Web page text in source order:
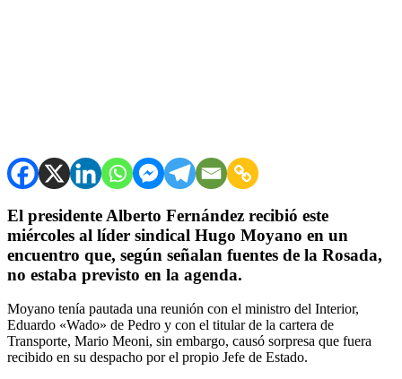
El presidente Alberto Fernández recibió este
miércoles al líder sindical Hugo Moyano en un
encuentro que, según señalan fuentes de la Rosada,
no estaba previsto en la agenda.
Moyano tenía pautada una reunión con el ministro del Interior,
Eduardo «Wado» de Pedro y con el titular de la cartera de
Transporte, Mario Meoni, sin embargo, causó sorpresa que fuera
recibido en su despacho por el propio Jefe de Estado.